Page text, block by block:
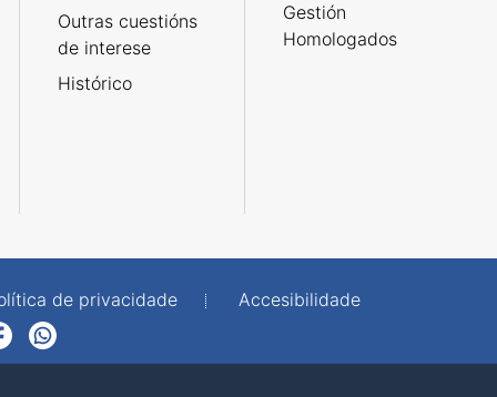
Outras cuestións
de interese
Histórico
Gestión
Homologados
de privacidade
Accesibilidade